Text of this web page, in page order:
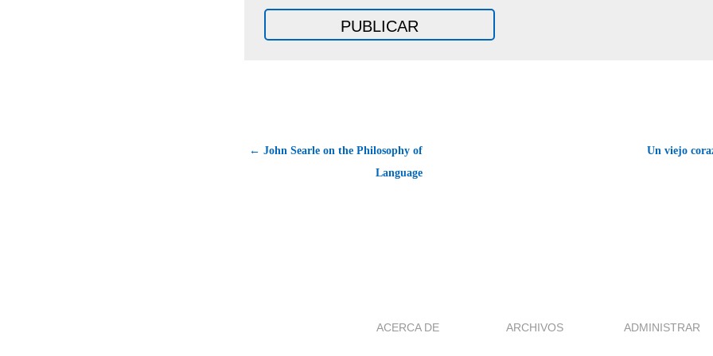
← John Searle on the Philosophy of
Language
Un viejo
ACERCA DE ARCHIVOS ADMINISTRAR